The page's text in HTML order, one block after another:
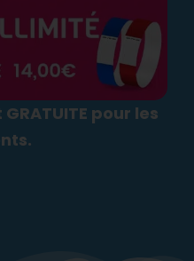
pour les